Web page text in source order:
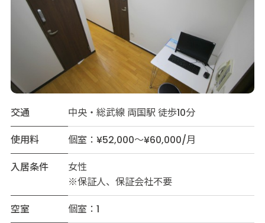
交通
中央・総武線 両国駅 徒歩10分
使用料
個室：¥52,000～¥60,000/月
入居条件
女性
※保証人、保証会社不要
空室
個室：1